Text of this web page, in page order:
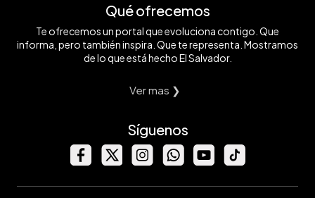
Qué ofrecemos
Te ofrecemos un portal que evoluciona contigo. Que
informa, pero también inspira. Que te representa. Mostramos
de lo que está hecho El Salvador.
Ver mas ❯
Síguenos